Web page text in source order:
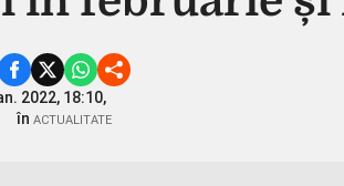
2022, 18:10,
în ACTUALITATE